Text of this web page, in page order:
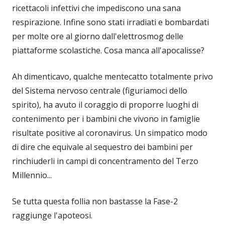
ricettacoli infettivi che impediscono una sana
respirazione. Infine sono stati irradiati e bombardati
per molte ore al giorno dall'elettrosmog delle
piattaforme scolastiche. Cosa manca all'apocalisse?
Ah dimenticavo, qualche mentecatto totalmente privo
del Sistema nervoso centrale (figuriamoci dello
spirito), ha avuto il coraggio di proporre luoghi di
contenimento per i bambini che vivono in famiglie
risultate positive al coronavirus. Un simpatico modo
di dire che equivale al sequestro dei bambini per
rinchiuderli in campi di concentramento del Terzo
Millennio...
Se tutta questa follia non bastasse la Fase-2
raggiunge l'apoteosi.